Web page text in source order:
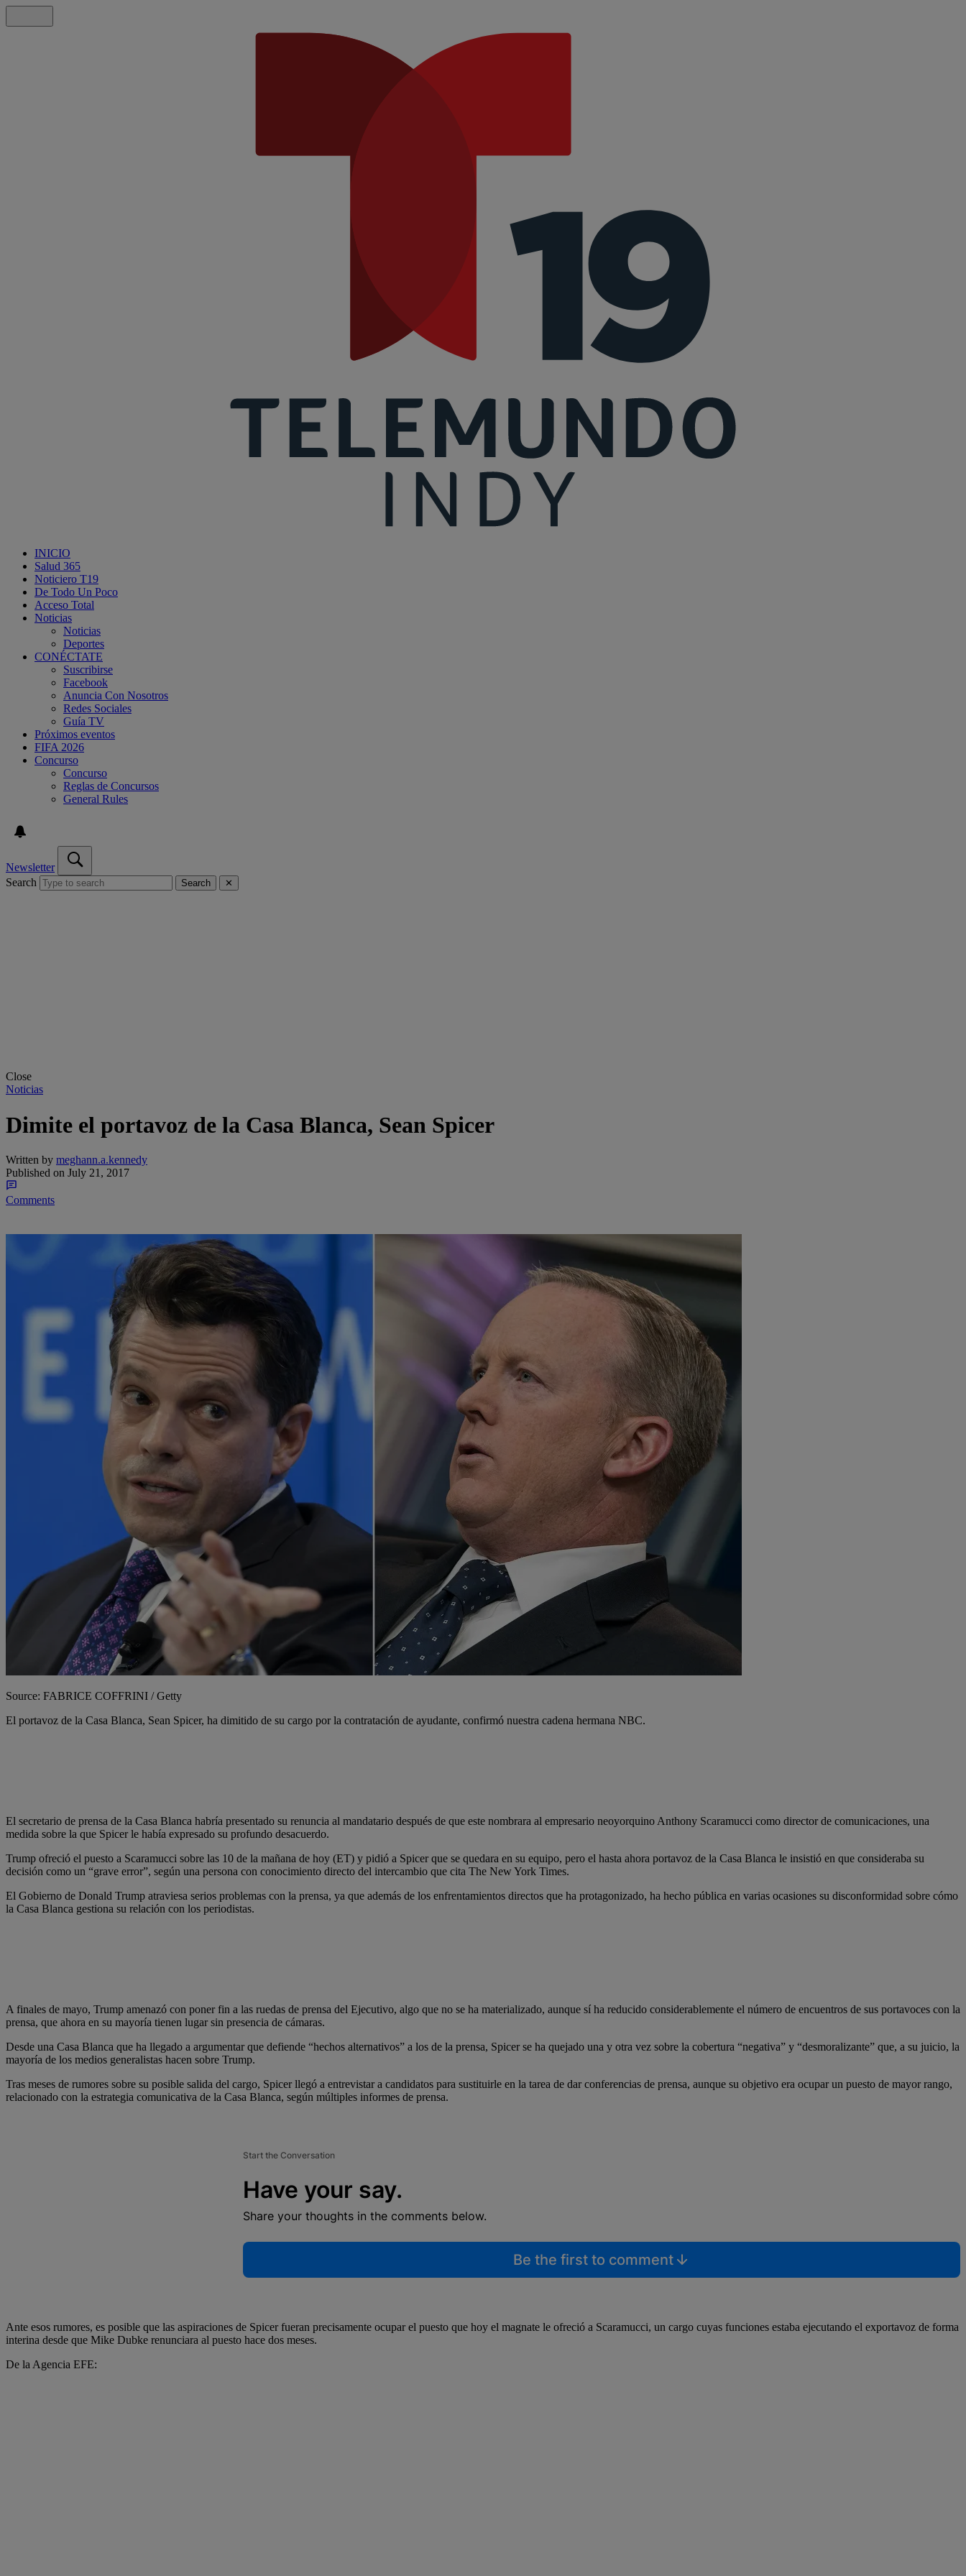
INICIO
Salud 365
Noticiero T19
De Todo Un Poco
Acceso Total
Noticias
Noticias
Deportes
CONÉCTATE
Suscribirse
Facebook
Anuncia Con Nosotros
Redes Sociales
Guía TV
Próximos eventos
FIFA 2026
Concurso
Concurso
Reglas de Concursos
General Rules
Newsletter
Search
Search ✕
Close
Noticias
Dimite el portavoz de la Casa Blanca, Sean Spicer
Written by meghann.a.kennedy
Published on July 21, 2017
Comments
Source: FABRICE COFFRINI / Getty
El portavoz de la Casa Blanca, Sean Spicer, ha dimitido de su cargo por la contratación de ayudante, confirmó nuestra cadena hermana NBC.
El secretario de prensa de la Casa Blanca habría presentado su renuncia al mandatario después de que este nombrara al empresario neoyorquino Anthony Scaramucci como director de comunicaciones, una
medida sobre la que Spicer le había expresado su profundo desacuerdo.
Trump ofreció el puesto a Scaramucci sobre las 10 de la mañana de hoy (ET) y pidió a Spicer que se quedara en su equipo, pero el hasta ahora portavoz de la Casa Blanca le insistió en que consideraba su
decisión como un “grave error”, según una persona con conocimiento directo del intercambio que cita The New York Times.
El Gobierno de Donald Trump atraviesa serios problemas con la prensa, ya que además de los enfrentamientos directos que ha protagonizado, ha hecho pública en varias ocasiones su disconformidad sobre cómo
la Casa Blanca gestiona su relación con los periodistas.
A finales de mayo, Trump amenazó con poner fin a las ruedas de prensa del Ejecutivo, algo que no se ha materializado, aunque sí ha reducido considerablemente el número de encuentros de sus portavoces con la
prensa, que ahora en su mayoría tienen lugar sin presencia de cámaras.
Desde una Casa Blanca que ha llegado a argumentar que defiende “hechos alternativos” a los de la prensa, Spicer se ha quejado una y otra vez sobre la cobertura “negativa” y “desmoralizante” que, a su juicio, la
mayoría de los medios generalistas hacen sobre Trump.
Tras meses de rumores sobre su posible salida del cargo, Spicer llegó a entrevistar a candidatos para sustituirle en la tarea de dar conferencias de prensa, aunque su objetivo era ocupar un puesto de mayor rango,
relacionado con la estrategia comunicativa de la Casa Blanca, según múltiples informes de prensa.
Start the Conversation
Have your say.
Share your thoughts in the comments below.
Be the first to comment
Ante esos rumores, es posible que las aspiraciones de Spicer fueran precisamente ocupar el puesto que hoy el magnate le ofreció a Scaramucci, un cargo cuyas funciones estaba ejecutando el exportavoz de forma
interina desde que Mike Dubke renunciara al puesto hace dos meses.
De la Agencia EFE: